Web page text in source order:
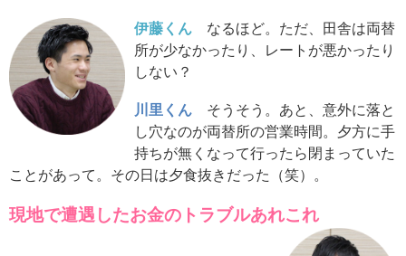
伊藤くん なるほど。ただ、田舎は両替
所が少なかったり、レートが悪かったり
しない？
川里くん そうそう。あと、意外に落と
し穴なのが両替所の営業時間。夕方に手
持ちが無くなって行ったら閉まっていた
ことがあって。その日は夕食抜きだった（笑）。
現地で遭遇したお金のトラブルあれこれ